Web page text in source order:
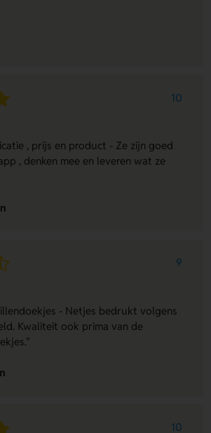
10
, prijs en product - Ze zijn goed
, denken mee en leveren wat ze
9
- Netjes bedrukt volgens
Kwaliteit ook prima van de
10